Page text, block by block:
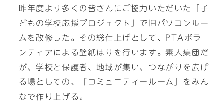
昨年度より多くの皆さんにご協力いただいた「子
どもの学校応援プロジェクト」で旧パソコンルー
ムを改修した。その総仕上げとして、PTAボラ
ンティアによる壁紙はりを行います。素人集団だ
が、学校と保護者、地域が集い、つながりを広げ
る場としての、「コミュニティールーム」をみん
なで作り上げる。